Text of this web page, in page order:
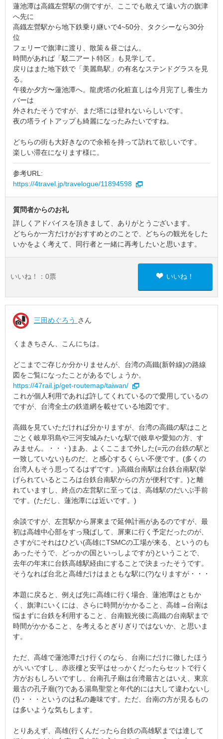
蓮池潭は高鐡左營駅の側ですが、ここでも敢えて遠い方の旗津
へ先に
高鐡左營駅から地下鉄乗り継いで4~50分、タクシーなら30分
位
フェリーで旗津に渡り、散策＆昼ごはん。
時間があれば「駁二アート特区」も見学して。
戻りはまた地下鉄で「美麗島駅」の有名なステンドグラスを見
る。
午後か夕方〜蓮池潭へ。龍虎塔の化粧直しは今月完了し養生カ
バーは
外されたそうですが、まだ塔には登れないらしいです。
夜の塔ライトアップも綺麗になったみたいですね。
どちらの街も大好きなので余裕を持って訪れて欲しいです。
楽しい滞在になります様に。
参考URL:
https://4travel.jp/travelogue/11894598
質問者からのお礼
詳しくアドバイスを頂きまして、ありがとうございます。
どちらか一方だけがおすすめとのことで、どちらの観光をした
いかをよく考えて、同行者と一緒に再考したいと思います。
いいね！： 0票 いいね！
三田めぐろう さん
くまきちさん、こんにちは。
どこまでご存じか分かりませんが、台湾の高鐵(新幹線)の路線
図をご覧になったことがあるでしょうか。
https://47rail.jp/get-routemap/taiwan/
これが個人利用であれば許してくれているので愛用しているの
ですが、台湾全土の鉄道網を載せている地図です。
高鐵を見ていただければ分かりますが、台湾の高鐵の駅はこと
ごとく岐阜羽島や三河安城みたいな駅で(岐阜や愛知の方、す
みません。・・・)まあ、よくここまで外した(=元の台鉄の駅と
一致していない)ものだ、と感心するくらい不便です。(多くの
台湾人もそう思ってるはずです。)高鐵台南駅は台鉄台南駅(挙
げられているところは台鉄台南駅からの方が便利です。)と離
れていますし、終点の左営駅に至っては、高雄駅のだいぶ手前
です。(ただし、蓮池潭には近いです。)
余談ですが、左営駅から屏東まで延伸計画があるのですが、最
初は高雄中心部をすっ飛ばして、屏東に行く予定だったのが、
さすがにそれはひどい(高雄にTSMCの工場が来る、というのも
あったそうで、どっかの国といっしよですが)ということで、
去年の年末に台鉄高雄駅経由にすることで決まったそうです。
そうなれば台北と高雄だけはまともな駅に(?)なりますが・・・
本題に戻ると、例えば先に高雄に行く場合、蓮池潭はともか
く、旗津にいくには、さらに時間がかかること、高雄→台南は
悩まずに台鉄を利用すること、台南観光後に高鐵の台南駅まで
時間がかかること、を考えるとぎりぎりではないか、と思いま
す。
ただ、高雄で蓮池潭だけ行くのなら、台南にだけに徹したほう
がいいですし、赤崁樓と安平はせっかくだったらセットで行く
方がおもしろいですし、台南孔子廟は台湾最古とはいえ、東京
最古の孔子廟(?)である湯島聖堂と年代的には大して違わないし
(!)・・・というのは私の趣味です。ただ、台南の方が見るもの
は多いような気もします。
とりあえず、高雄(行くんだったら台鉄の高雄駅までは達して